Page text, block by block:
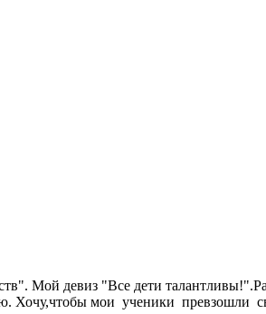
Мой девиз "Все дети
Хочу,чтобы мои ученики превзошли